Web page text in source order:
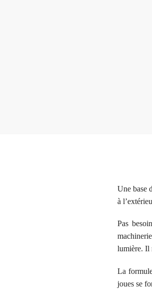
Une base
à
Pas
lumière. Il
La
joues se